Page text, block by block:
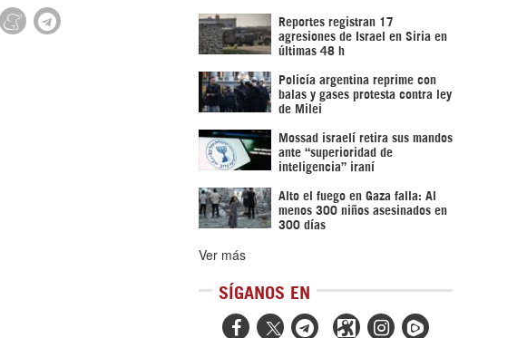
Reportes registran 17
agresiones de Israel en Siria en
últimas 48 h
Policía argentina reprime con
balas y gases protesta contra ley
de Milei
Mossad israelí retira sus mandos
ante “superioridad de
inteligencia” iraní
Alto el fuego en Gaza falla: Al
menos 300 niños asesinados en
300 días
Ver más
SÍGANOS EN
  